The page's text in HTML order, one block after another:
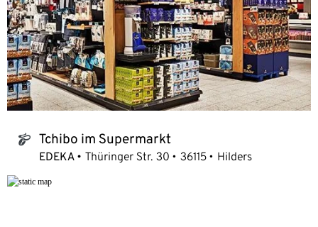
tchibo_logo Tchibo im Supermarkt
EDEKA Thüringer Str. 30 36115 Hilders